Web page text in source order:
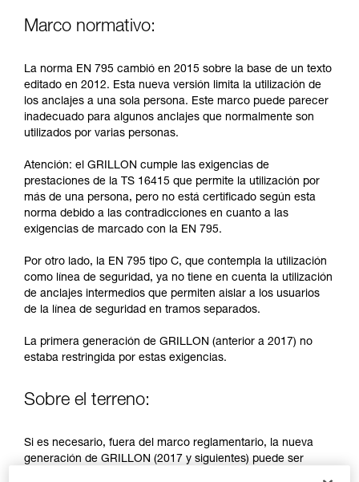
consultarlo. Usted debe comprender la
comprender este complemento informativo.
Dominar estas técnicas requiere una formación
y un entrenamiento específico. Confirme a
través de un profesional su capacidad para
ejecutar estas técnicas, solo y con total
seguridad, antes de ejecutarlas de forma
autónoma.
Damos ejemplos de técnicas relacionadas con
su actividad. Pueden existir otras que no
describimos aquí.
Marco normativo:
La norma EN 795 cambió en 2015 sobre la base de un texto
editado en 2012. Esta nueva versión limita la utilización de
los anclajes a una sola persona. Este marco puede parecer
inadecuado para algunos anclajes que normalmente son
utilizados por varias personas.
Atención: el GRILLON cumple las exigencias de
prestaciones de la TS 16415 que permite la utilización por
más de una persona, pero no está certificado según esta
norma debido a las contradicciones en cuanto a las
exigencias de marcado con la EN 795.
Por otro lado, la EN 795 tipo C, que contempla la utilización
como línea de seguridad, ya no tiene en cuenta la utilización
de anclajes intermedios que permiten aislar a los usuarios
de la línea de seguridad en tramos separados.
La primera generación de GRILLON (anterior a 2017) no
estaba restringida por estas exigencias.
Sobre el terreno:
Si es necesario, fuera del marco reglamentario, la nueva
generación de GRILLON (2017 y siguientes) puede ser